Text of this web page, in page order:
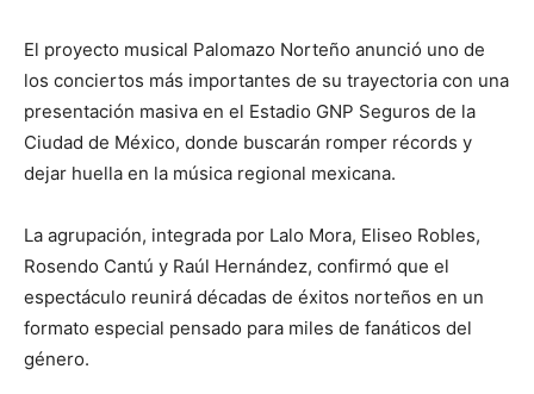
El proyecto musical Palomazo Norteño anunció uno de
los conciertos más importantes de su trayectoria con una
presentación masiva en el Estadio GNP Seguros de la
Ciudad de México, donde buscarán romper récords y
dejar huella en la música regional mexicana.
La agrupación, integrada por Lalo Mora, Eliseo Robles,
Rosendo Cantú y Raúl Hernández, confirmó que el
espectáculo reunirá décadas de éxitos norteños en un
formato especial pensado para miles de fanáticos del
género.